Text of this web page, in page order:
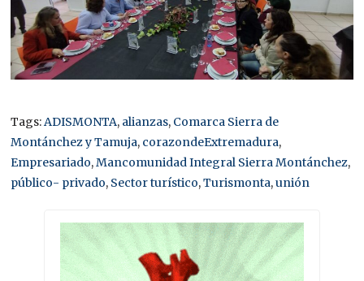
Tags:ADISMONTA, alianzas, Comarca Sierra de
Montánchez y Tamuja, corazondeExtremadura,
Empresariado,Mancomunidad Integral Sierra Montánchez,
público- privado, Sector turístico,Turismonta,unión